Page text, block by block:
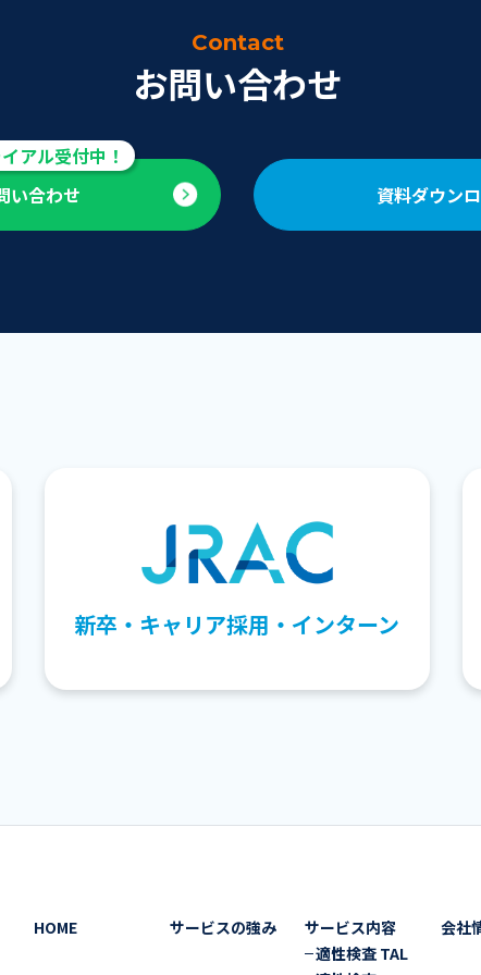
Contact
お問い合わせ
い合わせ 資料ダウン
新卒・キャリア採用・インターン
HOME サービスの強み
サービス内容
適性検査 TAL
会社